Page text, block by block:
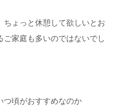
ょっと休憩して欲しいとお
家庭も多いのではないでし
つ頃がおすすめなのか